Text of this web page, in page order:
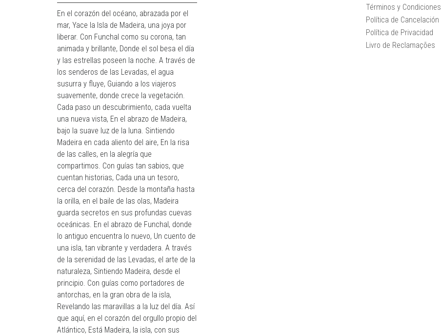
En el corazón del océano, abrazada por el
mar, Yace la Isla de Madeira, una joya por
liberar. Con Funchal como su corona, tan
animada y brillante, Donde el sol besa el día
y las estrellas poseen la noche. A través de
los senderos de las Levadas, el agua
susurra y fluye, Guiando a los viajeros
suavemente, donde crece la vegetación.
Cada paso un descubrimiento, cada vuelta
una nueva vista, En el abrazo de Madeira,
bajo la suave luz de la luna. Sintiendo
Madeira en cada aliento del aire, En la risa
de las calles, en la alegría que
compartimos. Con guías tan sabios, que
cuentan historias, Cada una un tesoro,
cerca del corazón. Desde la montaña hasta
la orilla, en el baile de las olas, Madeira
guarda secretos en sus profundas cuevas
oceánicas. En el abrazo de Funchal, donde
lo antiguo encuentra lo nuevo, Un cuento de
una isla, tan vibrante y verdadera. A través
de la serenidad de las Levadas, el arte de la
naturaleza, Sintiendo Madeira, desde el
principio. Con guías como portadores de
antorchas, en la gran obra de la isla,
Revelando las maravillas a la luz del día. Así
que aquí, en el corazón del orgullo propio del
Atlántico, Está Madeira, la isla, con sus
Términos y Condiciones
Política de Cancelación
Política de Privacidad
Livro de Reclamações